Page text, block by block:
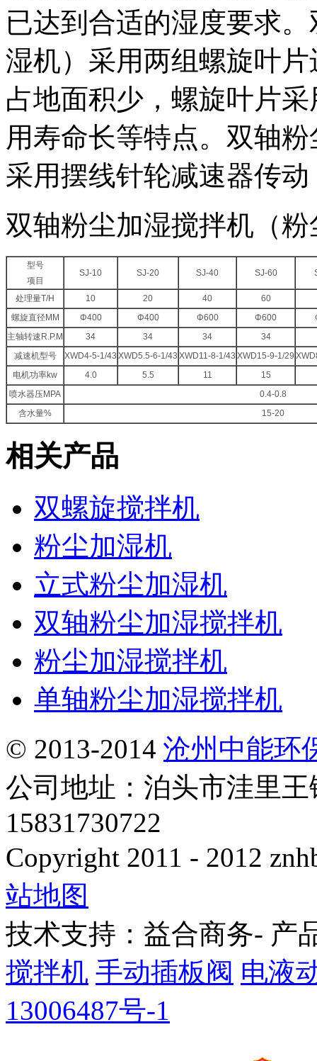
已达到合适的湿度要求
湿机）采用两组螺旋叶
占地面积少，螺旋叶片
用寿命长等特点。双轴
采用摆线针轮减速器传
双轴粉尘加湿搅拌机（
型号
项目
SJ-10 SJ-20 SJ-40 SJ-60
处理量T/H 10 20 40
60
螺旋直径MM
Φ400 Φ400 Φ600 Φ600
主轴转速R.P.M
34 34 34
34
减速机型号
XWD4-5-1/43 XWD5.5-6-1/43 XWD11-8-1/43 XWD15-9-1/29
电机功率kw
4.0 5.5 11
15
喷水器压MPA
0.4-0.8
含水量%
15-20
相关产品
双螺旋搅拌机
粉尘加湿机
立式粉尘加湿机
双轴粉尘加湿搅拌机
粉尘加湿搅拌机
单轴粉尘加湿搅拌机
© 2013-2014 沧州中能环
公司地址：泊头市洼里
15831730722
Copyright 2011 - 2012
站地图
技术支持：益合商务- 产
搅拌机 手动插板阀 电液
13006487号-1